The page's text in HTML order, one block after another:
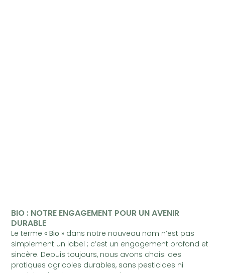
BIO : NOTRE ENGAGEMENT POUR UN AVENIR
DURABLE
Le terme «Bio » dans notre nouveau nom n’est pas
simplement un label ; c’est un engagement profond et
sincère. Depuis toujours, nous avons choisi des
pratiques agricoles durables, sans pesticides ni